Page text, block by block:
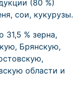
(80 %)
сои, кукурузы.
31,5 % зерна,
Брянскую,
области и